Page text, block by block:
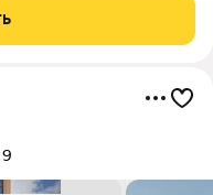
класса,
9